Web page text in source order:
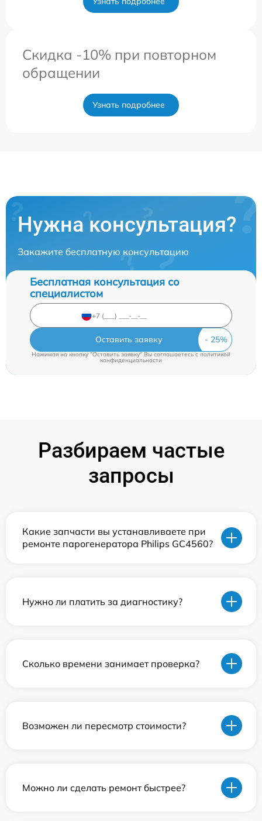
Скидка -10% при повторном
обращении
Узнать подробнее
Нужна консультация?
Закажите бесплатную консультацию
Бесплатная консультация со
специалистом
Оставить заявку
Нажимая на кнопку "Оставить заявку" Вы соглашаетесь c политикой
конфиденциальности
Разбираем частые
запросы
Какие запчасти вы устанавливаете при
ремонте парогенератора Philips GC4560?
Нужно ли платить за диагностику?
Сколько времени занимает проверка?
Возможен ли пересмотр стоимости?
Можно ли сделать ремонт быстрее?